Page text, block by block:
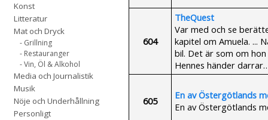
Konst
Litteratur
Mat och Dryck
- Grillning
- Restauranger
- Vin, Öl & Alkohol
Media och Journalistik
Musik
Nöje och Underhållning
Personligt
604
TheQuest
Var med och se
kapitel om Amuela. ...
bil. Det är som om
Hennes händer
605
En av Östergötlands
En av Östergötlands